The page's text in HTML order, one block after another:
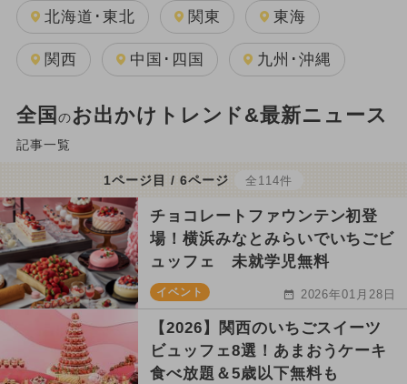
北海道･東北 関東 東海
関西 中国･四国 九州･沖縄
全国 のお出かけトレンド&最新ニュース
記事一覧
1ページ目 / 6ページ 全114件
チョコレートファウンテン初登
場！横浜みなとみらいでいちごビ
ュッフェ 未就学児無料
イベント 2026年01月28日
【2026】関西のいちごスイーツ
ビュッフェ8選！あまおうケーキ
食べ放題＆5歳以下無料も